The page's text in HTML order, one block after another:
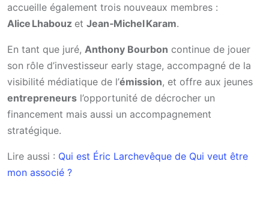
accueille également trois nouveaux membres :
Alice Lhabouz et Jean‑Michel Karam.
En tant que juré, Anthony Bourbon continue de jouer
son rôle d’investisseur early stage, accompagné de la
visibilité médiatique de l’émission, et offre aux jeunes
entrepreneurs l’opportunité de décrocher un
financement mais aussi un accompagnement
stratégique.
Lire aussi : Qui est Éric Larchevêque de Qui veut être
mon associé ?